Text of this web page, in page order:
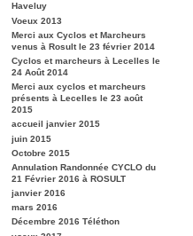
Haveluy
Voeux 2013
Merci aux Cyclos et Marcheurs
venus à Rosult le 23 février 2014
Cyclos et marcheurs à Lecelles le
24 Août 2014
Merci aux cyclos et marcheurs
présents à Lecelles le 23 août
2015
accueil janvier 2015
juin 2015
Octobre 2015
Annulation Randonnée CYCLO du
21 Février 2016 à ROSULT
janvier 2016
mars 2016
Décembre 2016 Téléthon